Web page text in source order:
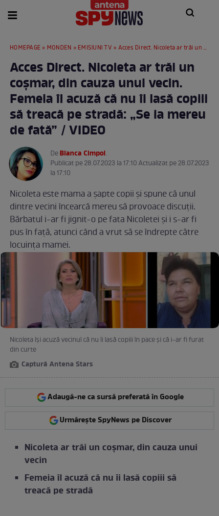
HOMEPAGE » MONDEN » EMISIUNI TV » Acces Direct. Nicoleta ar trăi un coșmar, din cauza unui vecin. Femeia îl acuză că nu îi lasă copiii să treacă pe stradă: „Se ia mereu de fată” / VIDEO
Acces Direct. Nicoleta ar trăi un
coșmar, din cauza unui vecin.
Femeia îl acuză că nu îi lasă copiii
să treacă pe stradă: „Se ia mereu
de fată” / VIDEO
DeBianca Cimpoi.
Publicat pe 28.07.2023 la 17:10 Actualizat pe 28.07.2023
la 17:10
Nicoleta este mama a șapte copii și spune că unul
dintre vecini încearcă mereu să provoace discuții.
Bărbatul i-ar fi jignit-o pe fata Nicoletei și i s-ar fi
pus în față, atunci când a vrut să se îndrepte către
locuința mamei.
Nicoleta își acuză vecinul că nu îi lasă copiii în pace și că i-ar fi furat
din curte
Captură Antena Stars
Adaugă-ne ca sursă preferată în Google
Urmărește SpyNews pe Discover
Nicoleta ar trăi un coșmar, din cauza unui
vecin
Femeia îl acuză că nu îi lasă copiii să
treacă pe stradă